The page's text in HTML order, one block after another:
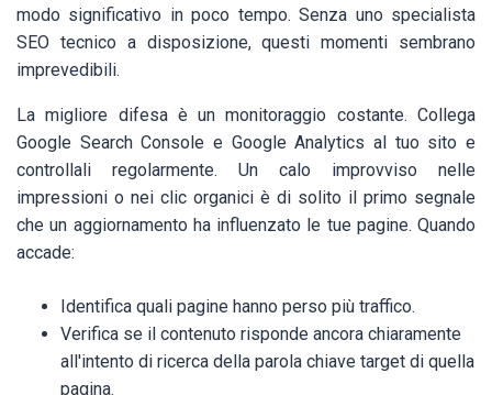
modo significativo in poco tempo. Senza uno specialista
SEO tecnico a disposizione, questi momenti sembrano
imprevedibili.
La migliore difesa è un monitoraggio costante. Collega
Google Search Console e Google Analytics al tuo sito e
controllali regolarmente. Un calo improvviso nelle
impressioni o nei clic organici è di solito il primo segnale
che un aggiornamento ha influenzato le tue pagine. Quando
accade:
Identifica quali pagine hanno perso più traffico.
Verifica se il contenuto risponde ancora chiaramente
all'intento di ricerca della parola chiave target di quella
pagina.